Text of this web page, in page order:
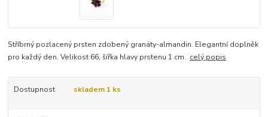
Stříbrný pozlacený prsten zdobený granáty-almandin. Elegantní doplněk
pro každý den. Velikost 66, šířka hlavy prstenu 1 cm. celý popis
Dostupnost skladem 1 ks